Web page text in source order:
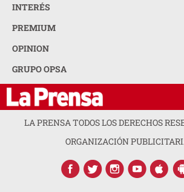
INTERÉS
PREMIUM
OPINION
GRUPO OPSA
LA PRENSA TODOS LOS DERECHOS
ORGANIZACIÓN